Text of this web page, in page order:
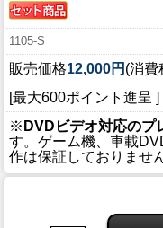
1105-S
販売価格12,000円 (消費
[最大600ポイント進呈 ]
※ DVDビデオ対応のプ
す。ゲーム機、車載
作は保証しておりません